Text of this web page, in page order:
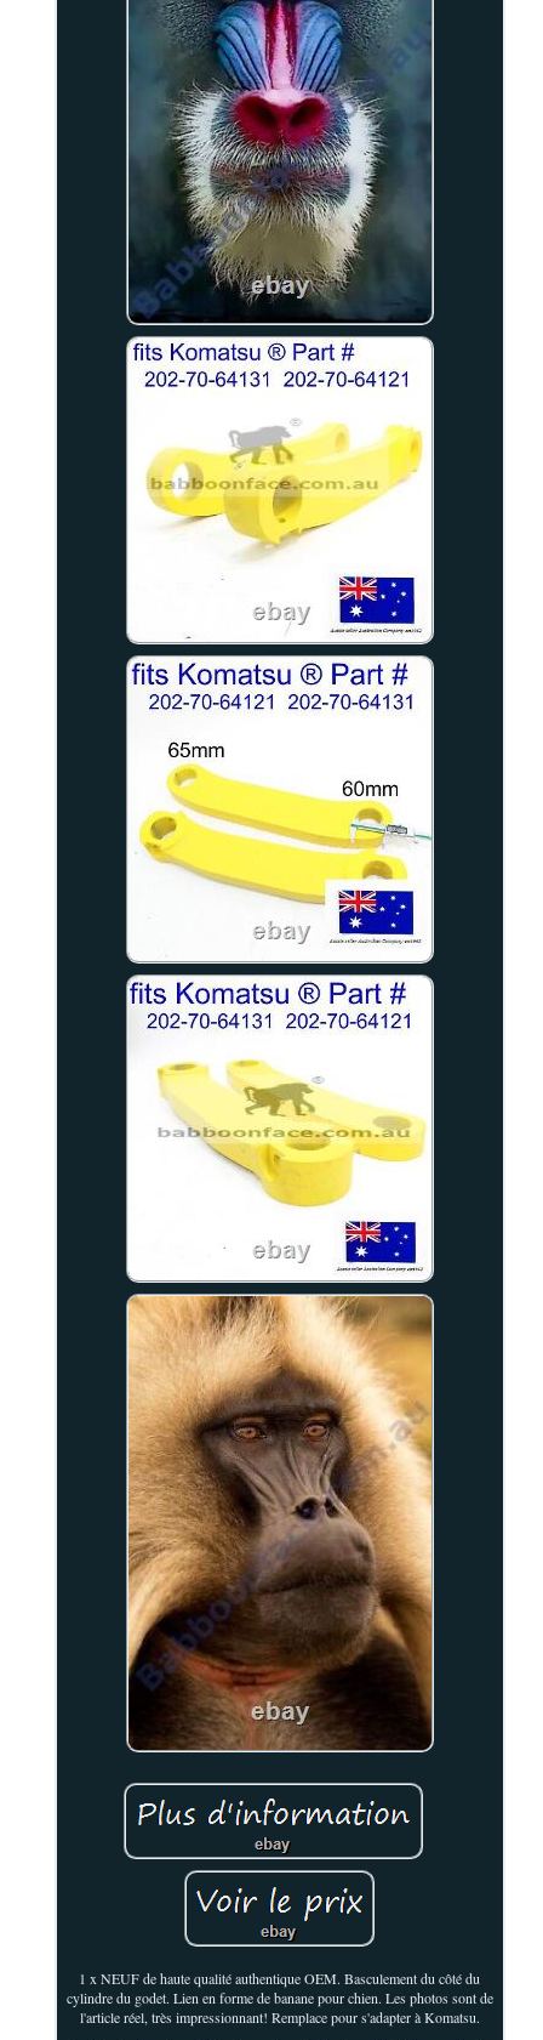
1 x NEUF de haute qualité authentique OEM. Basculement du côté du
cylindre du godet. Lien en forme de banane pour chien. Les photos sont de
l'article réel, très impressionnant! Remplace pour s'adapter à Komatsu.